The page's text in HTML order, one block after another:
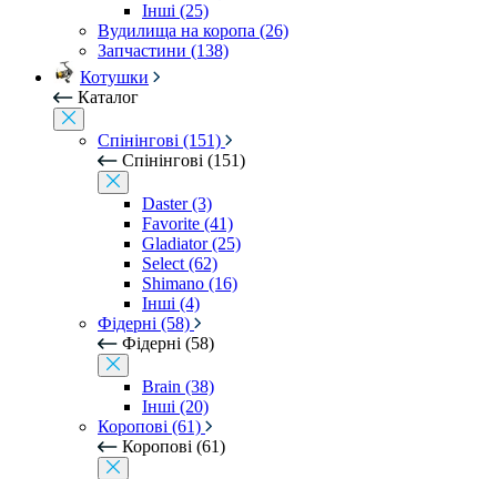
Інші (25)
Вудилища на коропа (26)
Запчастини (138)
Котушки
Каталог
Спінінгові (151)
Спінінгові (151)
Daster (3)
Favorite (41)
Gladiator (25)
Select (62)
Shimano (16)
Інші (4)
Фідерні (58)
Фідерні (58)
Brain (38)
Інші (20)
Коропові (61)
Коропові (61)